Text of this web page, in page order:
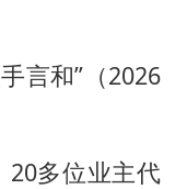
言和”（2026
20多位业主代